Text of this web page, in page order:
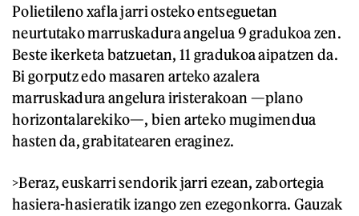
Polietileno xafla jarri osteko entseguetan
neurtutako marruskadura angelua 9 gradukoa zen.
Beste ikerketa batzuetan, 11 gradukoa aipatzen da.
Bi gorputz edo masaren arteko azalera
marruskadura angelura iristerakoan —plano
horizontalarekiko—, bien arteko mugimendua
hasten da, grabitatearen eraginez.
>Beraz, euskarri sendorik jarri ezean, zabortegia
hasiera-hasieratik izango zen ezegonkorra. Gauzak